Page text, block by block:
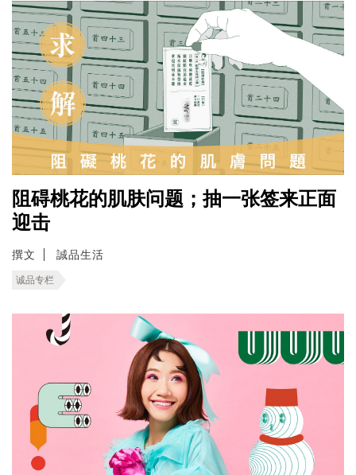
阻碍桃花的肌肤问题；抽一张签来正面
迎击
撰文 誠品生活
诚品专栏